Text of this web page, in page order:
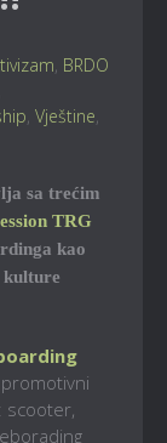
BRDO
Vještine
sa trećim
TRG
kao
kulture
promotivni
scooter,